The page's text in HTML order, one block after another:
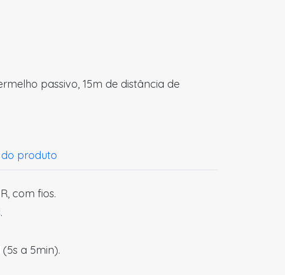
passivo, 15m de distância de
produto
com fios.
a 5min).